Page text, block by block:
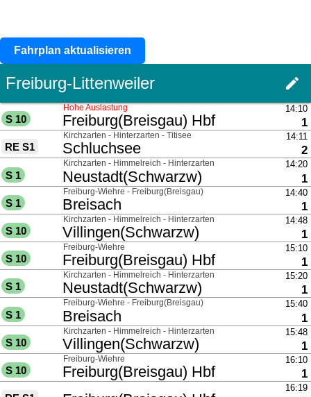
Fahrplan aktualisieren